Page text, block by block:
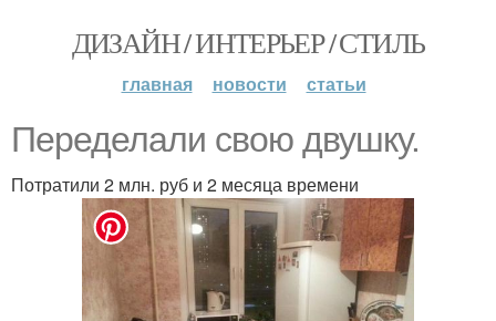
ДИЗАЙН / ИНТЕРЬЕР / СТИЛЬ
главная новости статьи
Переделали свою двушку.
Потратили 2 млн. руб и 2 месяца времени